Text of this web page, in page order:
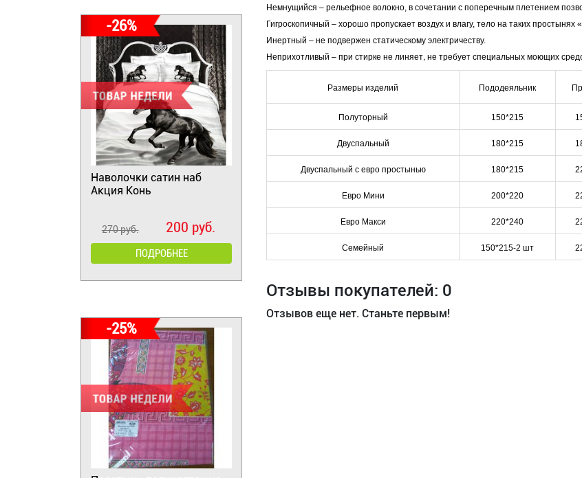
-26%
Наволочки сатин наб
Акция Конь
270 руб. 200 руб.
ПОДРОБНЕЕ
-25%
Немнущийся – рельефное волокно, в сочетании с поперечным плетением
Гигроскопичный – хорошо пропускает воздух и влагу, тело на таких простынях
Инертный – не подвержен статическому электричеству.
Неприхотливый – при стирке не линяет, не требует специальных моющих
Размеры изделий Пододеяльник
Полуторный 150*215
Двуспальный 180*215
Двуспальный с евро простынью 180*215
Евро Мини 200*220
Евро Макси 220*240
Семейный 150*215-2 шт
Отзывы покупателей: 0
Отзывов еще нет. Станьте первым!